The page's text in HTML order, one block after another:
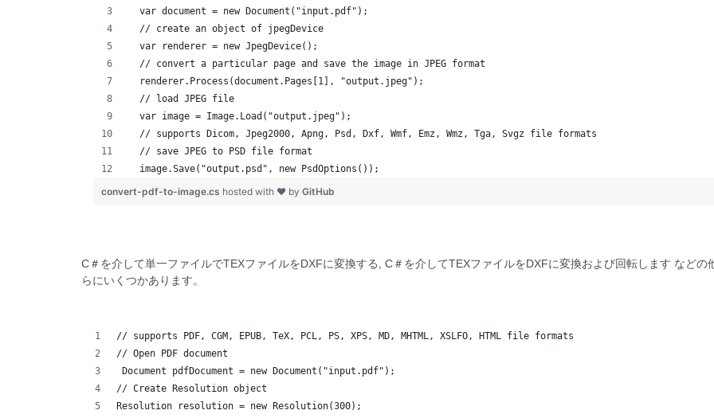
  var document = new Document("input.pdf");
  // create an object of jpegDevice
  var renderer = new JpegDevice();
  // convert a particular page and save the image in JPEG format
  renderer.Process(document.Pages[1], "output.jpeg");
  // load JPEG file
  var image = Image.Load("output.jpeg");
  // supports Dicom, Jpeg2000, Apng, Psd, Dxf, Wmf, Emz, Wmz, Tga, Svgz file formats
  // save JPEG to PSD file format
  image.Save("output.psd", new PsdOptions());
convert-pdf-to-image.cs hosted with ❤ by GitHub
C＃を介して単一ファイルでTEXファイルをDXFに変換する, C＃を介してTEXファイルをDXFに変換および回転します など
らにいくつかあります。
// supports PDF, CGM, EPUB, TeX, PCL, PS, XPS, MD, MHTML, XSLFO, HTML file formats
// Open PDF document
Document pdfDocument = new Document("input.pdf");
// Create Resolution object
Resolution resolution = new Resolution(300);